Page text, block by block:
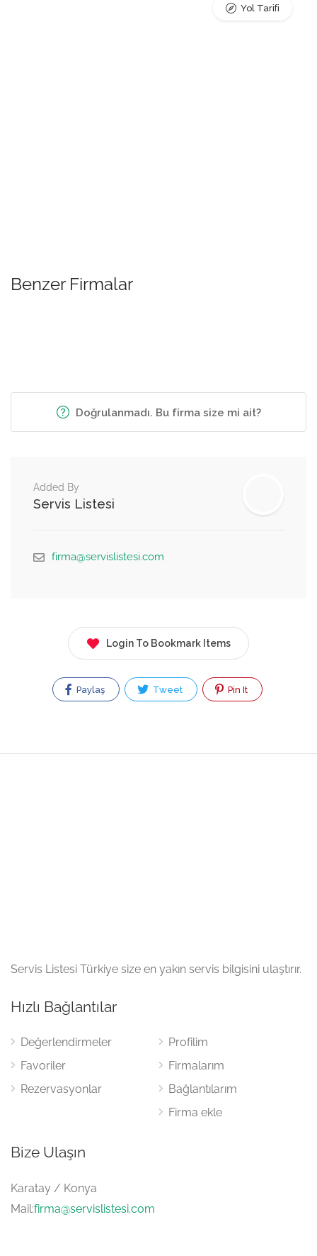
Yol Tarifi
Benzer Firmalar
Doğrulanmadı. Bu firma size mi ait?
Added By
Servis Listesi
firma@servislistesi.com
Login To Bookmark Items
Paylaş Tweet Pin It
Servis Listesi Türkiye size en yakın servis bilgisini ulaştırır.
Hızlı Bağlantılar
Değerlendirmeler
Favoriler
Rezervasyonlar
Profilim
Firmalarım
Bağlantılarım
Firma ekle
Bize Ulaşın
Karatay / Konya
Mail:firma@servislistesi.com